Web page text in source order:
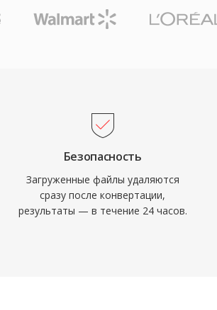
Безопасность
Загруженные файлы удаляются
сразу после конвертации,
результаты — в течение 24 часов.